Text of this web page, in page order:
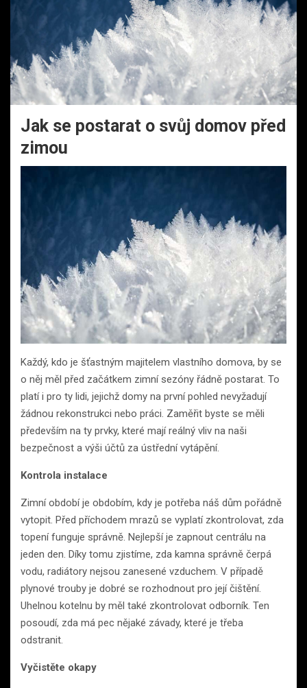
Jak se postarat o svůj domov před
zimou
Každý, kdo je šťastným majitelem vlastního domova, by se
o něj měl před začátkem zimní sezóny řádně postarat. To
platí i pro ty lidi, jejichž domy na první pohled nevyžadují
žádnou rekonstrukci nebo práci. Zaměřit byste se měli
především na ty prvky, které mají reálný vliv na naši
bezpečnost a výši účtů za ústřední vytápění.
Kontrola instalace
Zimní období je obdobím, kdy je potřeba náš dům pořádně
vytopit. Před příchodem mrazů se vyplatí zkontrolovat, zda
topení funguje správně. Nejlepší je zapnout centrálu na
jeden den. Díky tomu zjistíme, zda kamna správně čerpá
vodu, radiátory nejsou zanesené vzduchem. V případě
plynové trouby je dobré se rozhodnout pro její čištění.
Uhelnou kotelnu by měl také zkontrolovat odborník. Ten
posoudí, zda má pec nějaké závady, které je třeba
odstranit.
Vyčistěte okapy